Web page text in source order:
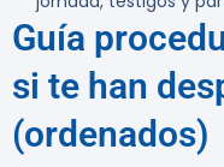
Guía
si te han
(ordenados)